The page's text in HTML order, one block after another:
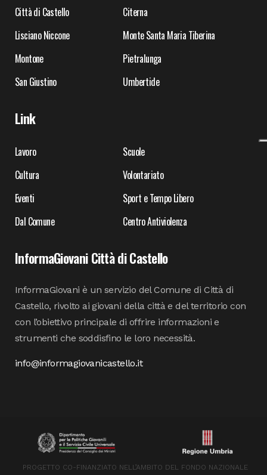
Città di Castello
Citerna
Lisciano Niccone
Monte Santa Maria Tiberina
Montone
Pietralunga
San Giustino
Umbertide
Link
Lavoro
Scuole
Cultura
Volontariato
Eventi
Sport e Tempo Libero
Dal Comune
Centro Antiviolenza
InformaGiovani Città di Castello
InformaGiovani è un servizio del Comune di Città di
Castello, rivolto ai giovani della città e del territorio con
con l’obiettivo principale di offrire informazioni e
strumenti che soddisfino le loro necessità.
info@informagiovanicastello.it
PROGETTO CO-FINANZIATO NELL’AMBITO DEL FONDO NAZIONALE